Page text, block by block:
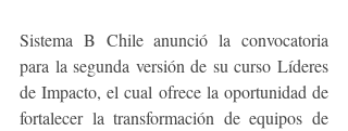
Sistema B Chile anunció la convocatoria
para la segunda versión de su curso Líderes
de Impacto, el cual ofrece la oportunidad de
fortalecer la transformación de equipos de